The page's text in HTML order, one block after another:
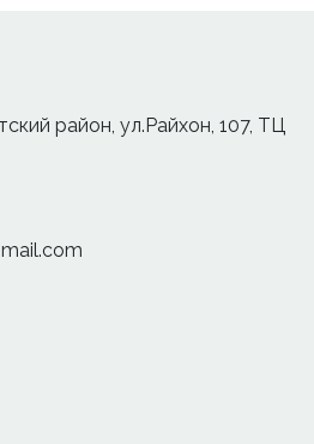
район, ул.Райхон, 107, ТЦ